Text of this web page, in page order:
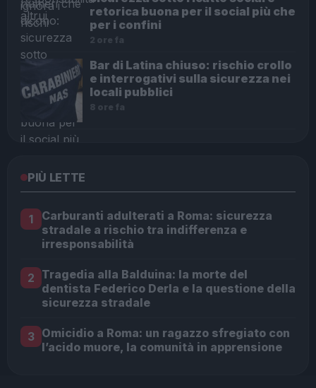
retorica buona per il social più che
per i confini
2 ore fa
Bar di Latina chiuso: rischio crollo
e interrogativi sulla sicurezza nei
locali pubblici
8 ore fa
PIÙ LETTE
1
Carburanti adulterati a Roma: sicurezza
stradale a rischio tra indifferenza e
irresponsabilità
2 Tragedia alla Balduina: la morte del
dentista Federico Derla e la questione della
sicurezza stradale
3 Omicidio a Roma: un ragazzo sfregiato con
l’acido muore, la comunità in apprensione